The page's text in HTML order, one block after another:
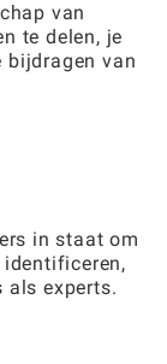
van
te delen, je
bijdragen van
in staat om
als experts.